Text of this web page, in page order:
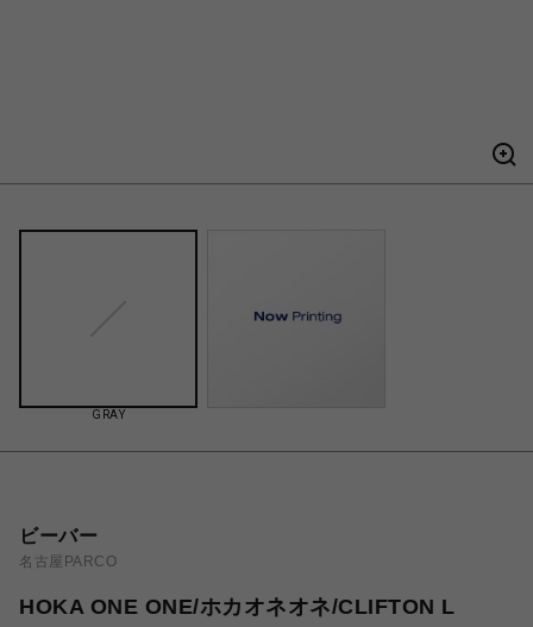
GRAY
ビーバー
名古屋PARCO
HOKA ONE ONE/ホカオネオネ/CLIFTON L